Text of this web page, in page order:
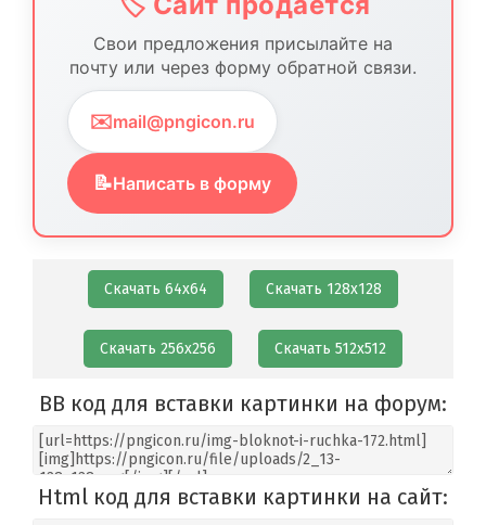
Свои предложения присылайте на
почту или через форму обратной связи.
✉️mail@pngicon.ru
📝Написать в форму
Скачать 64х64 Скачать 128х128
Скачать 256х256 Скачать 512х512
BB код для вставки картинки на форум:
Html код для вставки картинки на сайт: